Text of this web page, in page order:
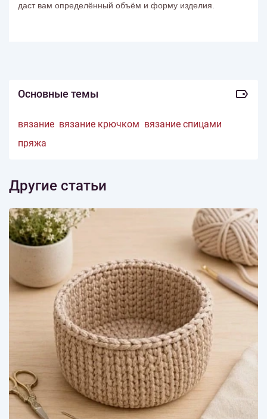
даст вам определённый объём и форму изделия.
Основные темы
вязание вязание крючком вязание спицами
пряжа
Другие статьи